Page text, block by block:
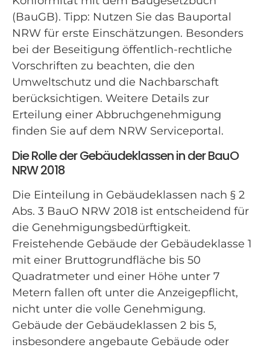
(BauGB). Tipp: Nutzen Sie das Bauportal
NRW für erste Einschätzungen. Besonders
bei der Beseitigung öffentlich-rechtliche
Vorschriften zu beachten, die den
Umweltschutz und die Nachbarschaft
berücksichtigen. Weitere Details zur
Erteilung einer Abbruchgenehmigung
finden Sie auf dem NRW Serviceportal.
Die Rolle der Gebäudeklassen in der BauO
NRW 2018
Die Einteilung in Gebäudeklassen nach § 2
Abs. 3 BauO NRW 2018 ist entscheidend für
die Genehmigungsbedürftigkeit.
Freistehende Gebäude der Gebäudeklasse 1
mit einer Bruttogrundfläche bis 50
Quadratmeter und einer Höhe unter 7
Metern fallen oft unter die Anzeigepflicht,
nicht unter die volle Genehmigung.
Gebäude der Gebäudeklassen 2 bis 5,
insbesondere angebaute Gebäude oder